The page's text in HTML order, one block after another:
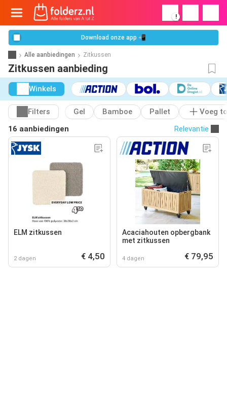
!
Download onze app 📲
Alle aanbiedingen Zitkussen
Zitkussen aanbieding
Winkels
Filters Gel Bamboe Pallet
Voeg
16 aanbiedingen
Relevantie
ELM zitkussen
2 dagen € 4,50
Acaciahouten opbergbank
met zitkussen
4 dagen € 79,95